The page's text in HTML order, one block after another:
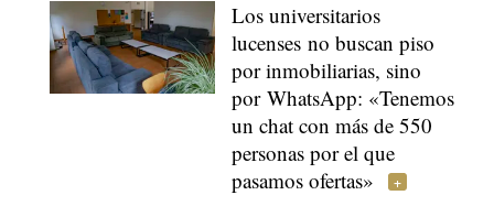
Los universitarios
lucenses no buscan piso
por inmobiliarias, sino
por WhatsApp: «Tenemos
un chat con más de 550
personas por el que
pasamos ofertas»